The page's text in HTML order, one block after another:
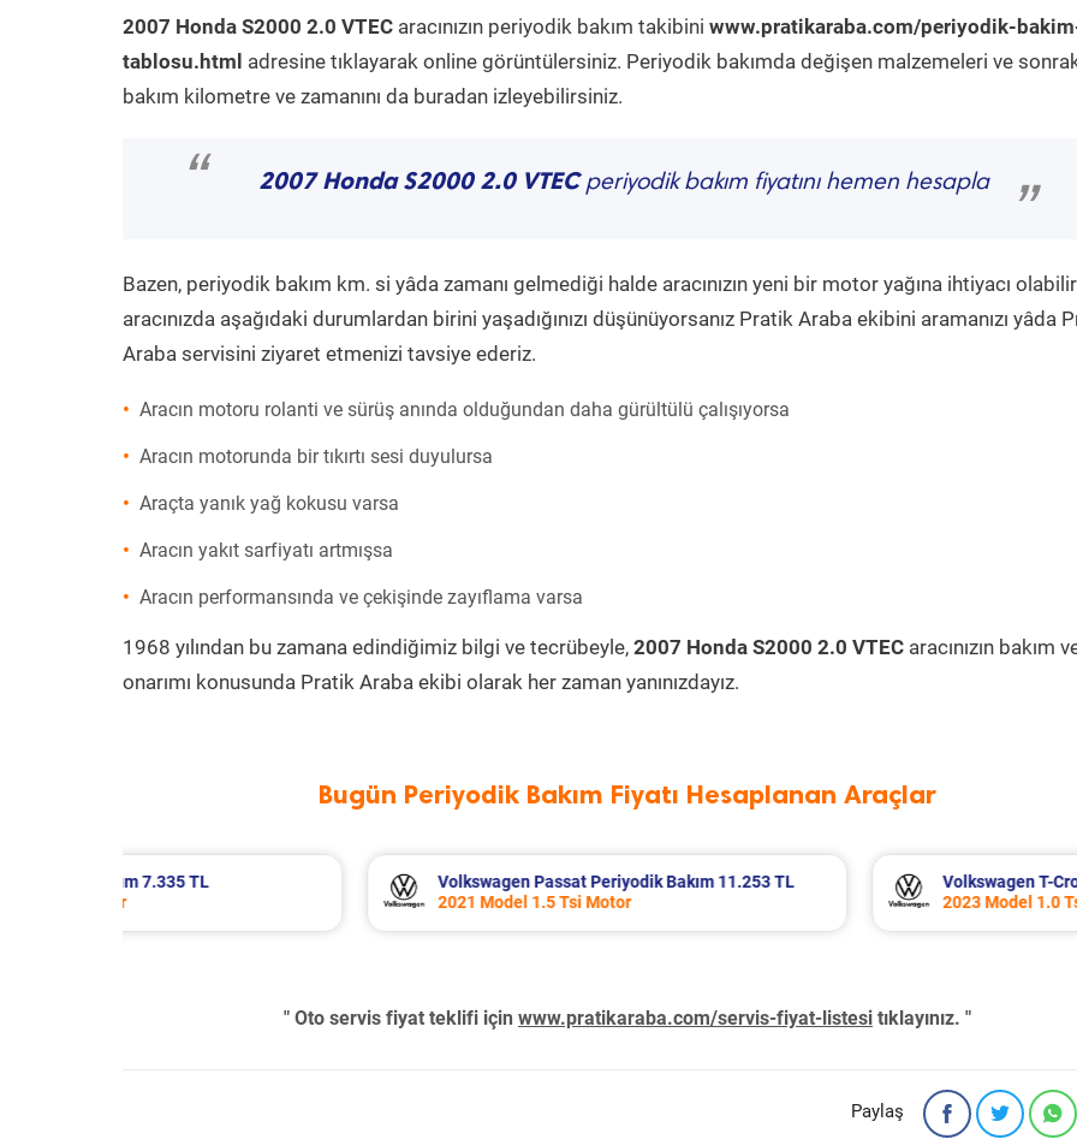
2007 Honda S2000 2.0 VTEC aracınızın periyodik bakım takibini www.pratikaraba.com/periyodik-
tablosu.html adresine tıklayarak online görüntülersiniz. Periyodik bakımda değişen malzemeleri ve
bakım kilometre ve zamanını da buradan izleyebilirsiniz.
“ 2007 Honda S2000 2.0 VTECperiyodik bakım fiyatını hemen hesapla
”
Bazen, periyodik bakım km. si yâda zamanı gelmediği halde aracınızın yeni bir motor yağına ihtiyacı
aracınızda aşağıdaki durumlardan birini yaşadığınızı düşünüyorsanız Pratik Araba ekibini aramanızı yâda
Araba servisini ziyaret etmenizi tavsiye ederiz.
Aracın motoru rolanti ve sürüş anında olduğundan daha gürültülü çalışıyorsa
Aracın motorunda bir tıkırtı sesi duyulursa
Araçta yanık yağ kokusu varsa
Aracın yakıt sarfiyatı artmışsa
Aracın performansında ve çekişinde zayıflama varsa
1968 yılından bu zamana edindiğimiz bilgi ve tecrübeyle, 2007 Honda S2000 2.0 VTEC aracınızın bakım
onarımı konusunda Pratik Araba ekibi olarak her zaman yanınızdayız.
Bugün Periyodik Bakım Fiyatı Hesaplanan Araçlar
Passat Periyodik Bakım 11.253 TL
Volkswagen T-Cross Periyodik Bakım 8.676 TL
2023 Model 1.0 Tsi Motor
Honda Civic
2010 Model 1.6i
" Oto servis fiyat teklifi için www.pratikaraba.com/servis-fiyat-listesi tıklayınız. "
Paylaş